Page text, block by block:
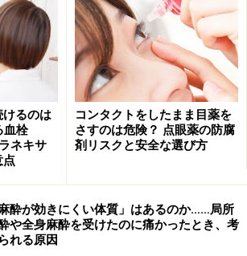
又は抑制する作用(抗菌作用と言わ
質であり、厳密には微生物が産出
を指す。
物質の抗菌作用を利用した薬剤を
まとめて抗菌薬と称します。今回解説
よる感染症治療に使用する「抗菌薬」
るのは
血栓
ネキサ
点
コンタクトをしたまま目薬を
さすのは危険？ 点眼薬の防腐
剤リスクと安全な選び方
麻酔が効きにくい体質」はあるのか……局所
や全身麻酔を受けたのに痛かったとき、考
れる原因